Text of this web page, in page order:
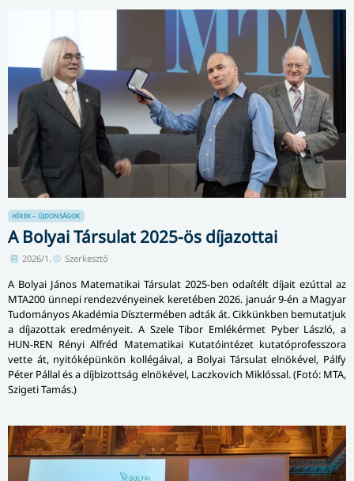
HÍREK – ÚJDONSÁGOK
A Bolyai Társulat 2025-ös díjazottai
2026/1. Szerkesztő
A Bolyai János Matematikai Társulat 2025-ben odaítélt díjait ezúttal az
MTA200 ünnepi rendezvényeinek keretében 2026. január 9-én a Magyar
Tudományos Akadémia Dísztermében adták át. Cikkünkben bemutatjuk
a díjazottak eredményeit. A Szele Tibor Emlékérmet Pyber László, a
HUN-REN Rényi Alfréd Matematikai Kutatóintézet ku­ta­tó­pro­fesszo­ra
vette át, nyitóképünkön kollégáival, a Bolyai Társulat elnökével, Pálfy
Péter Pállal és a díjbizottság elnökével, Laczkovich Miklóssal. (Fotó: MTA,
Szigeti Tamás.)